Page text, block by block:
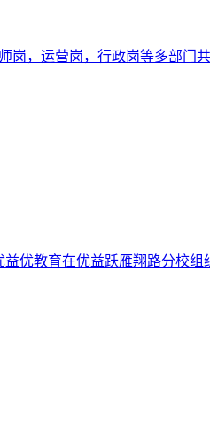
，运营岗，行政岗等多部门
优教育在优益跃雁翔路分校